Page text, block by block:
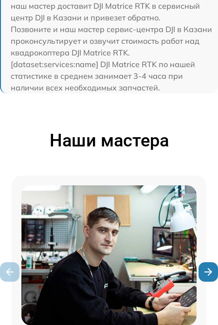
наш мастер доставит DJI Matrice RTK в сервисный
центр DJI в Казани и привезет обратно.
Позвоните и наш мастер сервис-центра DJI в Казани
проконсультирует и озвучит стоимость работ над
квадрокоптера DJI Matrice RTK.
[dataset:services:name] DJI Matrice RTK по нашей
статистике в среднем занимает 3-4 часа при
наличии всех необходимых запчастей.
Наши мастера